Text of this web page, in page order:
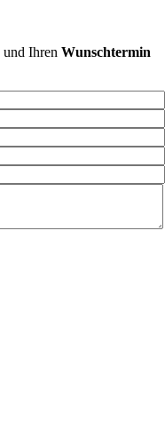
und Ihren Wunschtermin